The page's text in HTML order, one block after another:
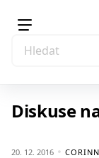
Diskuse
20. 12. 2016